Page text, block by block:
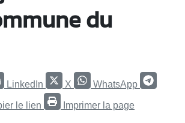
du
LinkedIn X WhatsApp
le lien Imprimer la page